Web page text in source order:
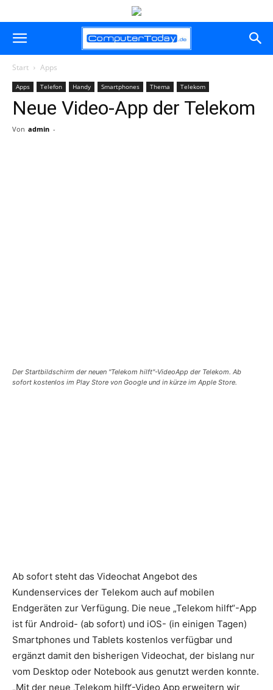
Start Apps
Apps Telefon Handy Smartphones Thema Telekom
Neue Video-App der Telekom
Von admin -
Der Startbildschirm der neuen "Telekom hilft"-VideoApp der Telekom. Ab
sofort kostenlos im Play Store von Google und in kürze im Apple Store.
Ab sofort steht das Videochat Angebot des
Kundenservices der Telekom auch auf mobilen
Endgeräten zur Verfügung. Die neue „Telekom hilft“-App
ist für Android- (ab sofort) und iOS- (in einigen Tagen)
Smartphones und Tablets kostenlos verfügbar und
ergänzt damit den bisherigen Videochat, der bislang nur
vom Desktop oder Notebook aus genutzt werden konnte.
„Mit der neue ‚Telekom hilft‘-Video App erweitern wir